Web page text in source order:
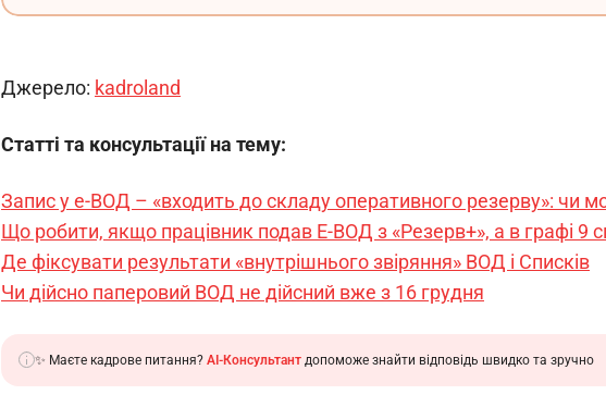
Джерело: kadroland
Статті та консультації на тему:
Запис у е-ВОД – «входить до складу оперативного резерву»: чи
Що робити, якщо працівник подав Е-ВОД з «Резерв+», а в графі 9
Де фіксувати результати «внутрішнього звіряння» ВОД і Списків
Чи дійсно паперовий ВОД не дійсний вже з 16 грудня
✨ Маєте кадрове питання? AI-Консультант допоможе знайти відповідь швидко та зручно